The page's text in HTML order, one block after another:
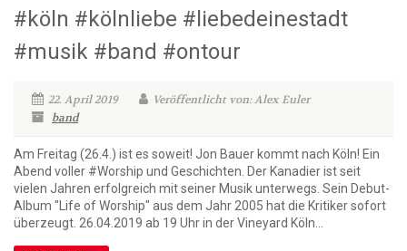
#köln #kölnliebe #liebedeinestadt
#musik #band #ontour
22. April 2019
Veröffentlicht von: Alex Euler
band
Am Freitag (26.4.) ist es soweit! Jon Bauer kommt nach Köln! Ein
Abend voller #Worship und Geschichten. Der Kanadier ist seit
vielen Jahren erfolgreich mit seiner Musik unterwegs. Sein Debut-
Album "Life of Worship" aus dem Jahr 2005 hat die Kritiker sofort
überzeugt. 26.04.2019 ab 19 Uhr in der Vineyard Köln...